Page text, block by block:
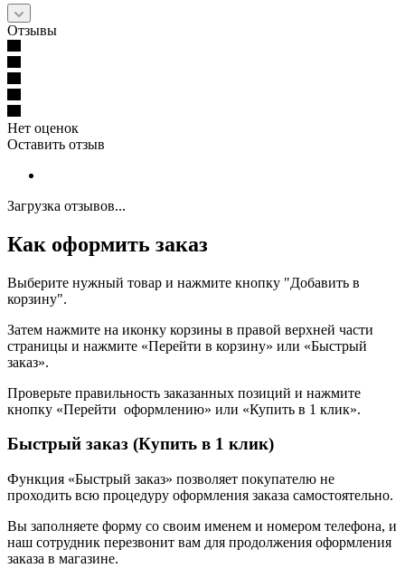
Отзывы
Нет оценок
Оставить отзыв
Загрузка отзывов...
Как оформить заказ
Выберите нужный товар и нажмите кнопку "Добавить в
корзину".
Затем нажмите на иконку корзины в правой верхней части
страницы и нажмите «Перейти в корзину» или «Быстрый
заказ».
Проверьте правильность заказанных позиций и нажмите
кнопку «Перейти оформлению» или «Купить в 1 клик».
Быстрый заказ (Купить в 1 клик)
Функция «Быстрый заказ» позволяет покупателю не
проходить всю процедуру оформления заказа самостоятельно.
Вы заполняете форму со своим именем и номером телефона, и
наш сотрудник перезвонит вам для продолжения оформления
заказа в магазине.